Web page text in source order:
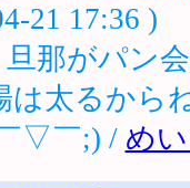
21 17:36 )
那がパン
は太るか
▽￣;) / め